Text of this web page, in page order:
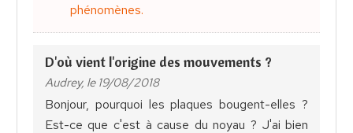
phénomènes.
D'où vient l'origine des mouvements ?
Audrey, le 19/08/2018
Bonjour, pourquoi les plaques bougent-elles ?
Est-ce que c'est à cause du noyau ? J'ai bien